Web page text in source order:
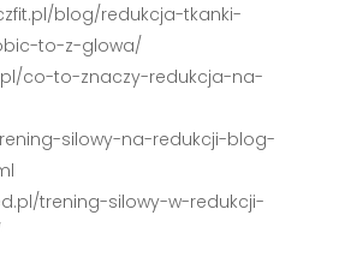
blog/redukcja-tkanki-
to-z-glowa/
co-to-znaczy-redukcja-na-
silowy-na-redukcji-blog-
trening-silowy-w-redukcji-